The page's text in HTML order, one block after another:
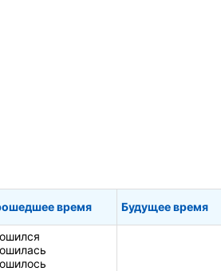
время Будущее время